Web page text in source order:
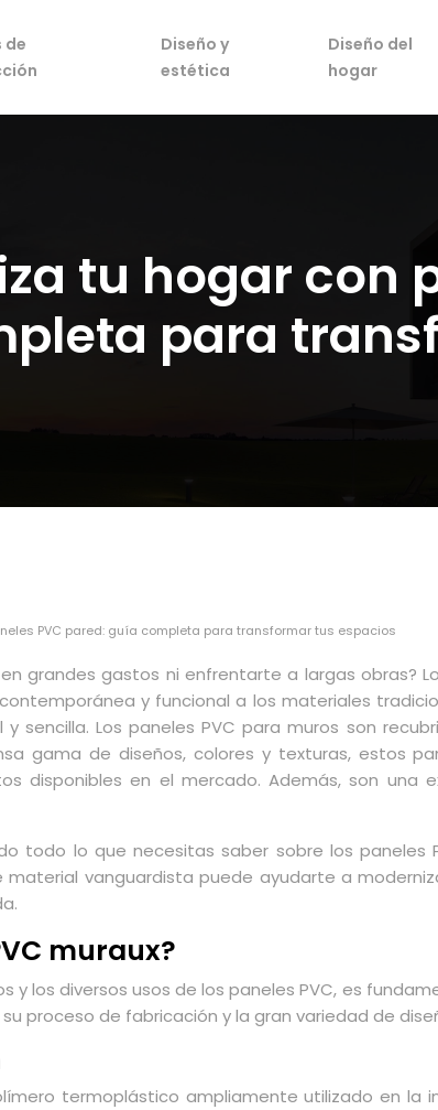
de
Diseño y
estética
Diseño del
hogar
tu hogar con
para
PVC pared: guía completa para transformar tus espacios
grandes gastos ni enfrentarte a largas obras?
y funcional a los materiales
sencilla. Los paneles PVC para muros son
gama de diseños, colores y texturas, estos
disponibles en el mercado. Además, son
todo lo que necesitas saber sobre los
vanguardista puede ayudarte a
muraux?
y los diversos usos de los paneles PVC, es
proceso de fabricación y la gran variedad de
termoplástico ampliamente utilizado en